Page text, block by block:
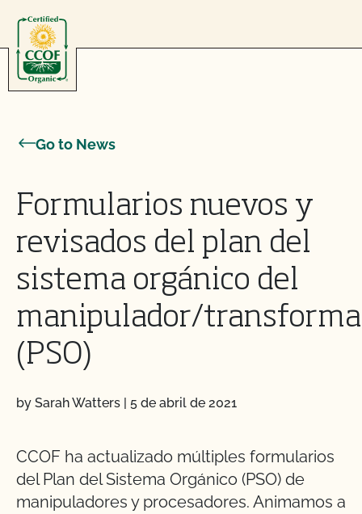
Go to News
Formularios nuevos y
revisados del plan del
sistema orgánico del
manipulador/
(PSO)
by Sarah Watters | 5 de abril de 2021
CCOF ha actualizado múltiples formularios
del Plan del Sistema Orgánico (PSO) de
manipuladores y procesadores. Animamos a